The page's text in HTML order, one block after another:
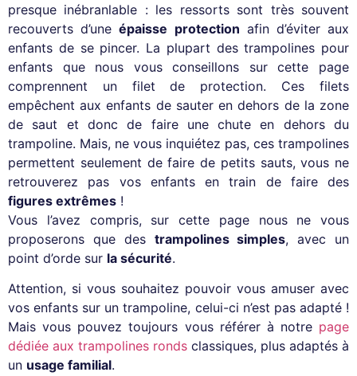
presque inébranlable : les ressorts sont très souvent
recouverts d’uneépaisse protection afin d’éviter aux
enfants de se pincer. La plupart des trampolines pour
enfants que nous vous conseillons sur cette page
comprennent un filet de protection. Ces filets
empêchent aux enfants de sauter en dehors de la zone
de saut et donc de faire une chute en dehors du
trampoline. Mais, ne vous inquiétez pas, ces trampolines
permettent seulement de faire de petits sauts, vous ne
retrouverez pas vos enfants en train de faire des
figures extrêmes !
Vous l’avez compris, sur cette page nous ne vous
proposerons que des trampolines simples, avec un
point d’orde sur la sécurité.
Attention, si vous souhaitez pouvoir vous amuser avec
vos enfants sur un trampoline, celui-ci n’est pas adapté !
Mais vous pouvez toujours vous référer à notre page
dédiée aux trampolines ronds classiques, plus adaptés à
un usage familial.